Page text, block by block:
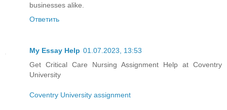
businesses alike.
Ответить
My Essay Help 01.07.2023, 13:53
Get Critical Care Nursing Assignment Help at Coventry
University
Coventry University assignment